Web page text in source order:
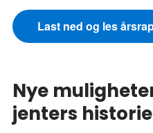
Last ned og les
Nye
jenters historie